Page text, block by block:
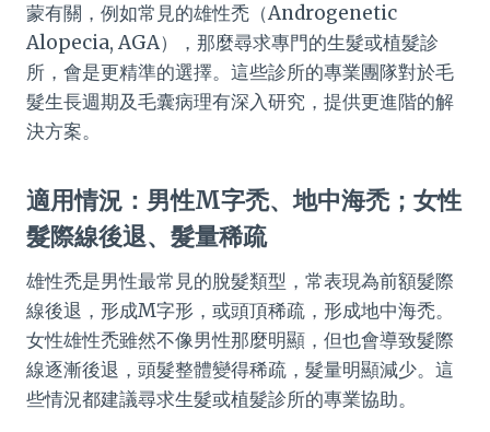
蒙有關，例如常見的雄性禿（Androgenetic
Alopecia, AGA），那麼尋求專門的生髮或植髮診
所，會是更精準的選擇。這些診所的專業團隊對於毛
髮生長週期及毛囊病理有深入研究，提供更進階的解
決方案。
適用情況：男性M字禿、地中海禿；女性
髮際線後退、髮量稀疏
雄性禿是男性最常見的脫髮類型，常表現為前額髮際
線後退，形成M字形，或頭頂稀疏，形成地中海禿。
女性雄性禿雖然不像男性那麼明顯，但也會導致髮際
線逐漸後退，頭髮整體變得稀疏，髮量明顯減少。這
些情況都建議尋求生髮或植髮診所的專業協助。